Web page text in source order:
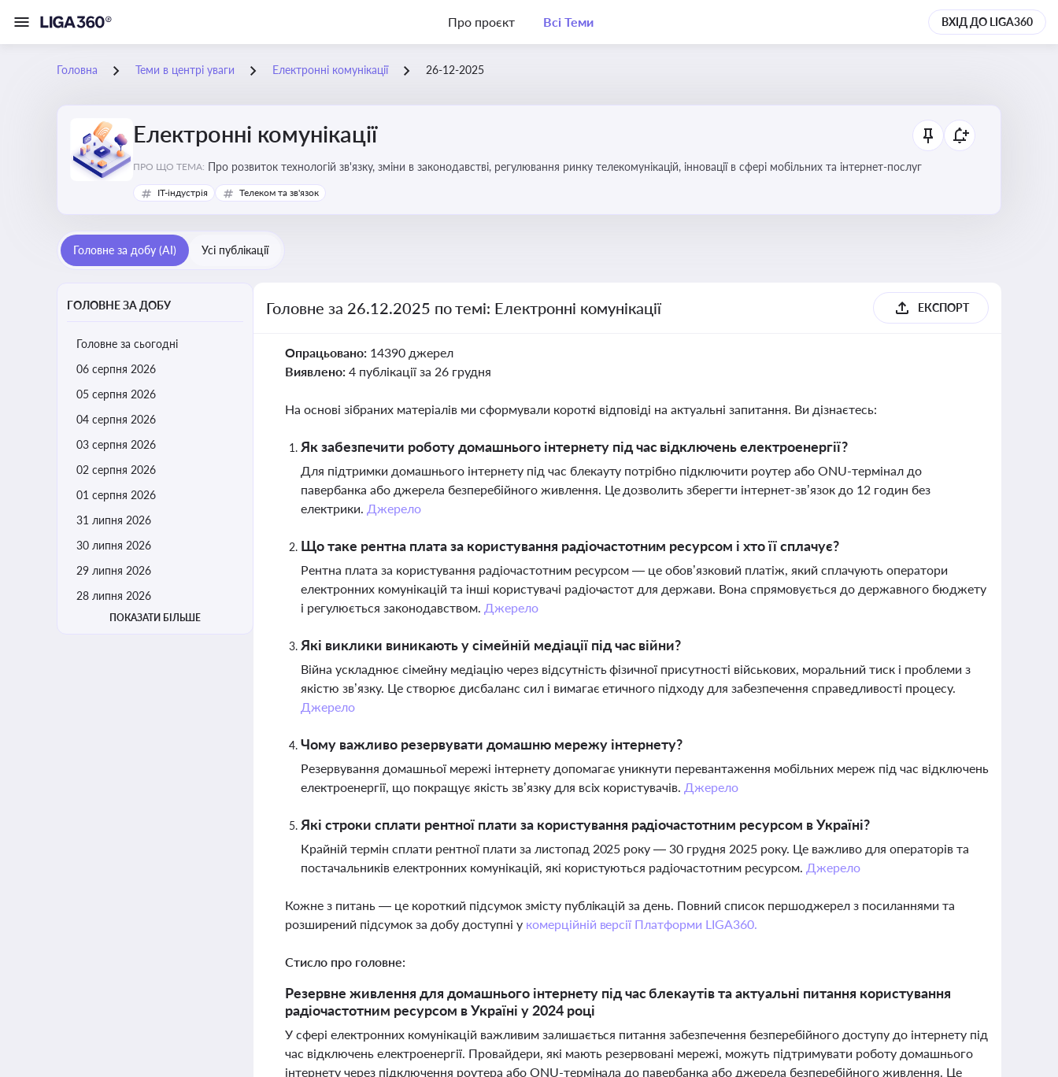
Про проєкт Всі Теми ВХІД ДО LIGA360
Головна Теми в центрі уваги Електронні комунікації 26-12-2025
Електронні комунікації
ПРО ЩО ТЕМА: Про розвиток технологій зв'язку, зміни в законодавстві, регулювання ринку телекомунікацій, інновації в сфері мобільних та інтернет-послуг
IT-індустрія Телеком та зв'язок
Головне за добу (AI) Усі публікації
ГОЛОВНЕ ЗА ДОБУ
Головне за сьогодні
06 серпня 2026
05 серпня 2026
04 серпня 2026
03 серпня 2026
02 серпня 2026
01 серпня 2026
31 липня 2026
30 липня 2026
29 липня 2026
28 липня 2026
ПОКАЗАТИ БІЛЬШЕ
Головне за 26.12.2025 по темі: Електронні комунікації ЕКСПОРТ
Опрацьовано: 14390 джерел
Виявлено: 4 публікації за 26 грудня
На основі зібраних матеріалів ми сформували короткі відповіді на актуальні запитання. Ви дізнаєтесь:
Як забезпечити роботу домашнього інтернету під час відключень електроенергії?
Для підтримки домашнього інтернету під час блекауту потрібно підключити роутер або ONU-термінал до
павербанка або джерела безперебійного живлення. Це дозволить зберегти інтернет-зв’язок до 12 годин без
електрики. Джерело
Що таке рентна плата за користування радіочастотним ресурсом і хто її сплачує?
Рентна плата за користування радіочастотним ресурсом — це обов’язковий платіж, який сплачують оператори
електронних комунікацій та інші користувачі радіочастот для держави. Вона спрямовується до державного бюджету
і регулюється законодавством. Джерело
Які виклики виникають у сімейній медіації під час війни?
Війна ускладнює сімейну медіацію через відсутність фізичної присутності військових, моральний тиск і проблеми з
якістю зв’язку. Це створює дисбаланс сил і вимагає етичного підходу для забезпечення справедливості процесу.
Джерело
Чому важливо резервувати домашню мережу інтернету?
Резервування домашньої мережі інтернету допомагає уникнути перевантаження мобільних мереж під час відключень
електроенергії, що покращує якість зв’язку для всіх користувачів. Джерело
Які строки сплати рентної плати за користування радіочастотним ресурсом в Україні?
Крайній термін сплати рентної плати за листопад 2025 року — 30 грудня 2025 року. Це важливо для операторів та
постачальників електронних комунікацій, які користуються радіочастотним ресурсом. Джерело
Кожне з питань — це короткий підсумок змісту публікацій за день. Повний список першоджерел з посиланнями та
розширений підсумок за добу доступні у комерційній версії Платформи LIGA360.
Стисло про головне:
Резервне живлення для домашнього інтернету під час блекаутів та актуальні питання користування
радіочастотним ресурсом в Україні у 2024 році
У сфері електронних комунікацій важливим залишається питання забезпечення безперебійного доступу до інтернету під
час відключень електроенергії. Провайдери, які мають резервовані мережі, можуть підтримувати роботу домашнього
інтернету через підключення роутера або ONU-термінала до павербанка або джерела безперебійного живлення. Це